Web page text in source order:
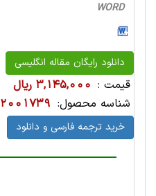
WORD
دانلود رایگان مقاله انگلیسی
قیمت : 3,145,000 ریال
شناسه محصول: 2001739
خرید ترجمه فارسی و دانلود